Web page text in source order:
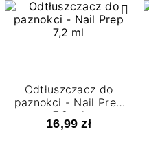
Odtłuszczacz do
paznokci - Nail Prep
7,2 ml
16,99 zł